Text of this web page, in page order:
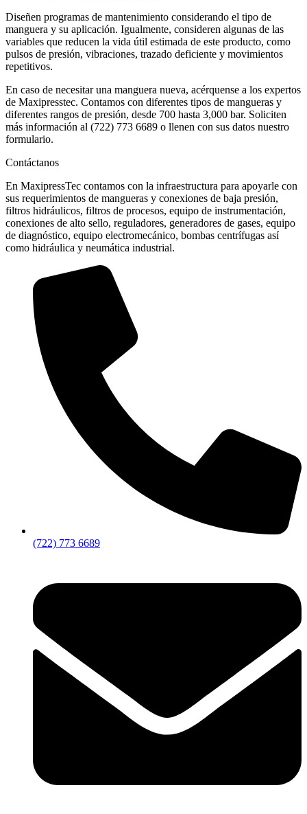
Diseñen programas de mantenimiento considerando el tipo de
manguera y su aplicación. Igualmente, consideren algunas de las
variables que reducen la vida útil estimada de este producto, como
pulsos de presión, vibraciones, trazado deficiente y movimientos
repetitivos.
En caso de necesitar una manguera nueva, acérquense a los expertos
de Maxipresstec. Contamos con diferentes tipos de mangueras y
diferentes rangos de presión, desde 700 hasta 3,000 bar. Soliciten
más información al (722) 773 6689 o llenen con sus datos nuestro
formulario.
Contáctanos
En MaxipressTec contamos con la infraestructura para apoyarle con
sus requerimientos de mangueras y conexiones de baja presión,
filtros hidráulicos, filtros de procesos, equipo de instrumentación,
conexiones de alto sello, reguladores, generadores de gases, equipo
de diagnóstico, equipo electromecánico, bombas centrífugas así
como hidráulica y neumática industrial.
(722) 773 6689